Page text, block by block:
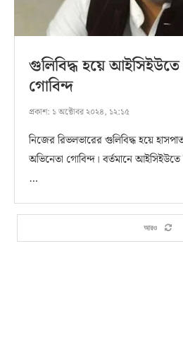
গুলিবিদ্ধ হয়ে
গোবিন্দ
প্রকাশ: ১ অক্টোবর ২০২৪, ১২:১৫
নিজের রিভলভারের গুলিবিদ্ধ হয়ে
অভিনেতা গোবিন্দ। বর্তমানে
…
আরও